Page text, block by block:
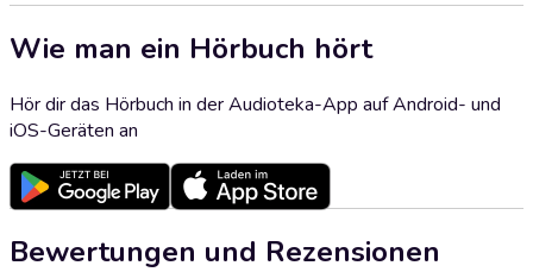
Wie man ein Hörbuch hört
Hör dir das Hörbuch in der Audioteka-App auf Android- und
iOS-Geräten an
Bewertungen und Rezensionen